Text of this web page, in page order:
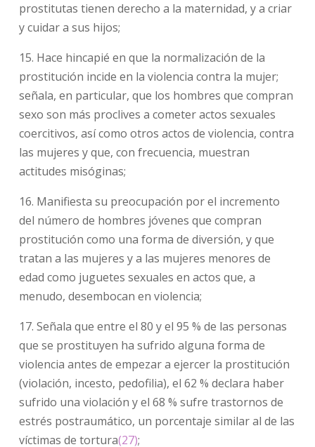
prostitutas tienen derecho a la maternidad, y a criar
y cuidar a sus hijos;
15. Hace hincapié en que la normalización de la
prostitución incide en la violencia contra la mujer;
señala, en particular, que los hombres que compran
sexo son más proclives a cometer actos sexuales
coercitivos, así como otros actos de violencia, contra
las mujeres y que, con frecuencia, muestran
actitudes misóginas;
16. Manifiesta su preocupación por el incremento
del número de hombres jóvenes que compran
prostitución como una forma de diversión, y que
tratan a las mujeres y a las mujeres menores de
edad como juguetes sexuales en actos que, a
menudo, desembocan en violencia;
17. Señala que entre el 80 y el 95 % de las personas
que se prostituyen ha sufrido alguna forma de
violencia antes de empezar a ejercer la prostitución
(violación, incesto, pedofilia), el 62 % declara haber
sufrido una violación y el 68 % sufre trastornos de
estrés postraumático, un porcentaje similar al de las
víctimas de tortura(27);